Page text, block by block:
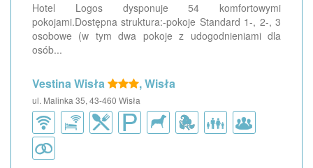
Hotel Logos dysponuje 54 komfortowymi
pokojami.Dostępna struktura:-pokoje Standard 1-, 2-, 3
osobowe (w tym dwa pokoje z udogodnieniami dla
osób...
Vestina Wisła , Wisła
ul. Malinka 35, 43-460 Wisła